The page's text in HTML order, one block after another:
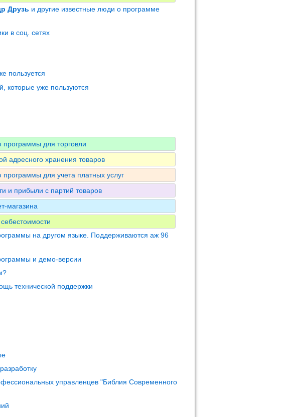
Друзь и другие известные люди о программе
в соц. сетях
пользуется
которые уже пользуются
программы для торговли
адресного хранения товаров
для учета платных услуг
и прибыли с партий товаров
магазина
на другом языке. Поддерживаются аж 96
и демо-версии
технической поддержки
управленцев "Библия Современного